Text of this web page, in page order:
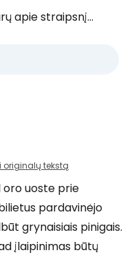
apie straipsnį...
originalų tekstą
oro uoste prie
pardavinėjo
grynaisiais pinigais.
įlaipinimas būtų